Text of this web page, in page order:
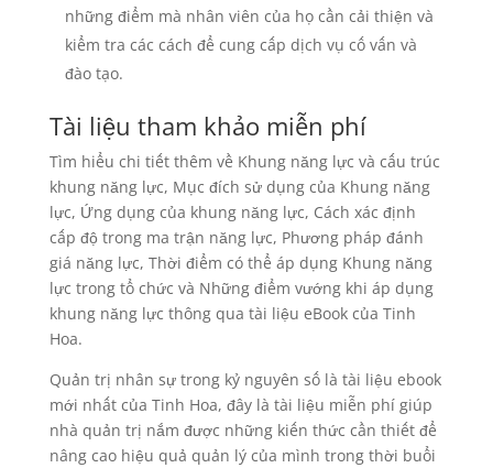
những điểm mà nhân viên của họ cần cải thiện và
kiểm tra các cách để cung cấp dịch vụ cố vấn và
đào tạo.
Tài liệu tham khảo miễn phí
Tìm hiểu chi tiết thêm về Khung năng lực và cấu trúc
khung năng lực, Mục đích sử dụng của Khung năng
lực, Ứng dụng của khung năng lực, Cách xác định
cấp độ trong ma trận năng lực, Phương pháp đánh
giá năng lực, Thời điểm có thể áp dụng Khung năng
lực trong tổ chức và Những điểm vướng khi áp dụng
khung năng lực thông qua tài liệu eBook của Tinh
Hoa.
Quản trị nhân sự trong kỷ nguyên số là tài liệu ebook
mới nhất của Tinh Hoa, đây là tài liệu miễn phí giúp
nhà quản trị nắm được những kiến thức cần thiết để
nâng cao hiệu quả quản lý của mình trong thời buổi